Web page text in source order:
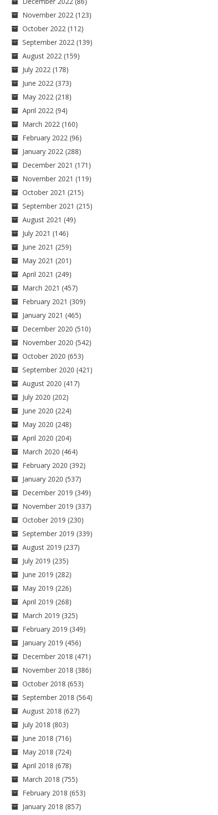
November 2022 (123)
October 2022 (112)
September 2022 (139)
August 2022 (159)
July 2022 (178)
June 2022 (373)
May 2022 (218)
April 2022 (94)
March 2022 (160)
February 2022 (96)
January 2022 (288)
December 2021 (171)
November 2021 (119)
October 2021 (215)
September 2021 (215)
August 2021 (49)
July 2021 (146)
June 2021 (259)
May 2021 (201)
April 2021 (249)
March 2021 (457)
February 2021 (309)
January 2021 (465)
December 2020 (510)
November 2020 (542)
October 2020 (653)
September 2020 (421)
August 2020 (417)
July 2020 (202)
June 2020 (224)
May 2020 (248)
April 2020 (204)
March 2020 (464)
February 2020 (392)
January 2020 (537)
December 2019 (349)
November 2019 (337)
October 2019 (230)
September 2019 (339)
August 2019 (237)
July 2019 (235)
June 2019 (282)
May 2019 (226)
April 2019 (268)
March 2019 (325)
February 2019 (349)
January 2019 (456)
December 2018 (471)
November 2018 (386)
October 2018 (653)
September 2018 (564)
August 2018 (627)
July 2018 (803)
June 2018 (716)
May 2018 (724)
April 2018 (678)
March 2018 (755)
February 2018 (653)
January 2018 (857)